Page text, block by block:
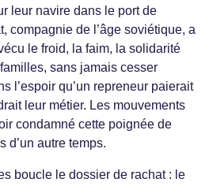
leur navire dans le port de
compagnie de l’âge soviétique, a
le froid, la faim, la solidarité
sans jamais cesser
l’espoir qu’un repreneur paierait
leur métier. Les mouvements
condamné cette poignée de
d’un autre temps.
boucle le dossier de rachat : le